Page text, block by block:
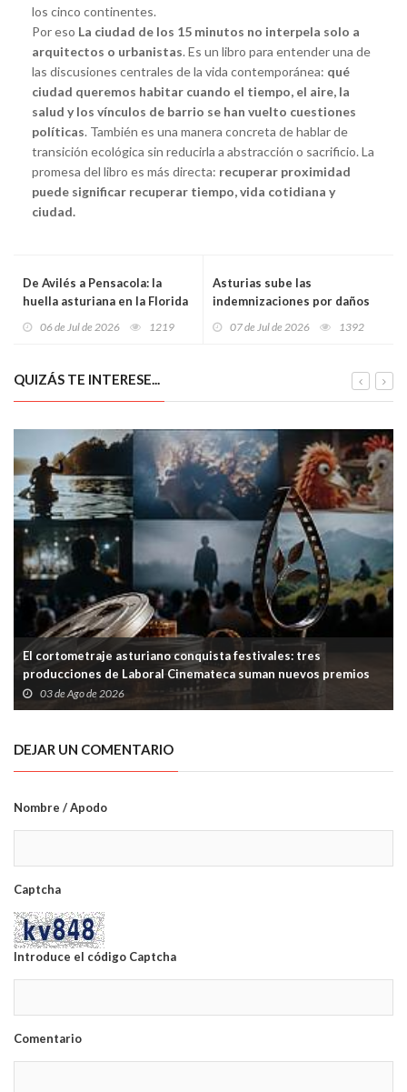
los cinco continentes.
Por eso La ciudad de los 15 minutos no interpela solo a
arquitectos o urbanistas. Es un libro para entender una de
las discusiones centrales de la vida contemporánea: qué
ciudad queremos habitar cuando el tiempo, el aire, la
salud y los vínculos de barrio se han vuelto cuestiones
políticas. También es una manera concreta de hablar de
transición ecológica sin reducirla a abstracción o sacrificio. La
promesa del libro es más directa: recuperar proximidad
puede significar recuperar tiempo, vida cotidiana y
ciudad.
De Avilés a Pensacola: la
huella asturiana en la Florida
06 de Jul de 2026 1219
Asturias sube las
indemnizaciones por daños
07 de Jul de 2026 1392
QUIZÁS TE INTERESE...
El cortometraje asturiano conquista festivales: tres
producciones de Laboral Cinemateca suman nuevos premios
03 de Ago de 2026
DEJAR UN COMENTARIO
Nombre / Apodo
Captcha
Introduce el código Captcha
Comentario